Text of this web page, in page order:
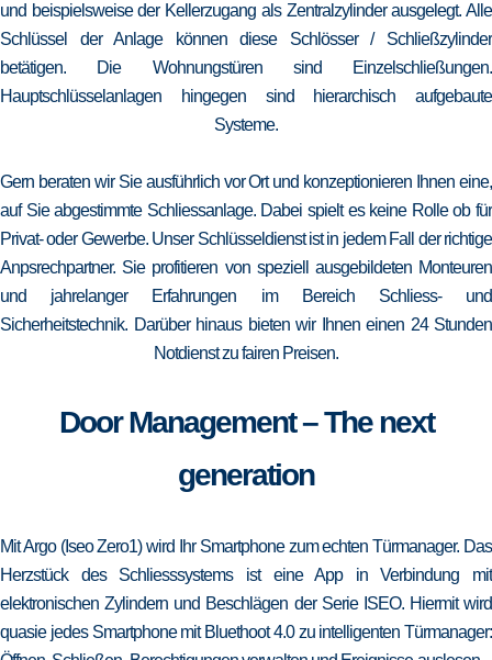
und beispielsweise der Kellerzugang als Zentralzylinder ausgelegt. Alle
Schlüssel der Anlage können diese Schlösser / Schließzylinder
betätigen. Die Wohnungstüren sind Einzelschließungen.
Hauptschlüsselanlagen hingegen sind hierarchisch aufgebaute
Systeme.
Gern beraten wir Sie ausführlich vor Ort und konzeptionieren Ihnen eine,
auf Sie abgestimmte Schliessanlage. Dabei spielt es keine Rolle ob für
Privat- oder Gewerbe. Unser Schlüsseldienst ist in jedem Fall der richtige
Anpsrechpartner. Sie profitieren von speziell ausgebildeten Monteuren
und jahrelanger Erfahrungen im Bereich Schliess- und
Sicherheitstechnik. Darüber hinaus bieten wir Ihnen einen 24 Stunden
Notdienst zu fairen Preisen.
Door Management – The next
generation
Mit Argo (Iseo Zero1) wird Ihr Smartphone zum echten Türmanager. Das
Herzstück des Schliesssystems ist eine App in Verbindung mit
elektronischen Zylindern und Beschlägen der Serie ISEO. Hiermit wird
quasie jedes Smartphone mit Bluethoot 4.0 zu intelligenten Türmanager: